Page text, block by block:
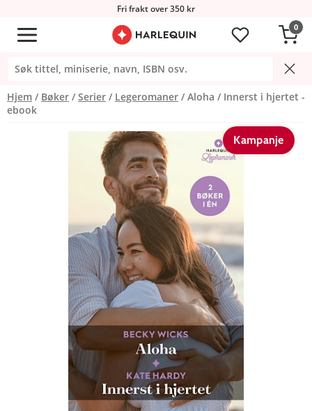
Fri frakt over 350 kr
0
Hjem Bøker Serier Legeromaner
Aloha / Innerst i hjertet -
ebook
Kampanje